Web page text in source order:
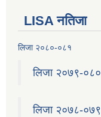
LISA नतिजा
लिजा २०८०-०८१
लिजा २०७९-०८०
लिजा २०७८-०७९